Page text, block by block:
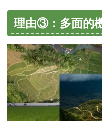
理由③：多面的